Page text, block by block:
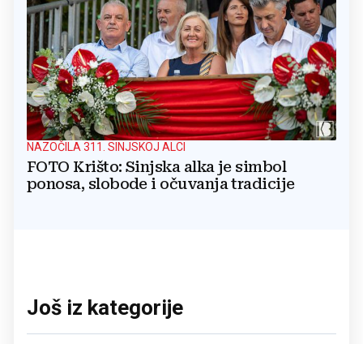
NAZOČILA 311. SINJSKOJ ALCI
FOTO Krišto: Sinjska alka je simbol
ponosa, slobode i očuvanja tradicije
Još iz kategorije